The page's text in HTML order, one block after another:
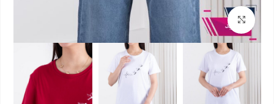
بزرگنمایی تصویر